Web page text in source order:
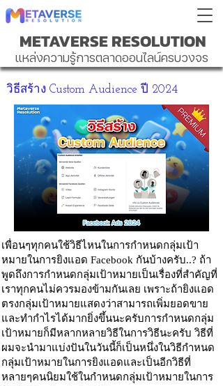
METAVERSE RESOLUTION
แหล่งความรู้การตลาดออนไลน์ครบวงจร
วิธีสร้าง Custom Audience ปี 2024
เพื่อนๆทุกคนใช้วิธีไหนในการกำหนดกลุ่มเป้า
หมายในการยิงแอด Facebook กันบ้างครับ..? ถ้า
พูดถึงการกำหนดกลุ่มเป้าหมายเป็นเรื่องที่สำคัญที่
เราทุกคนไม่ควรมองข้ามกันเลย เพราะถ้ายิงแอด
ตรงกลุ่มเป้าหมายแสดงว่าสามารถเพิ่มยอดขาย
และทำกำไรได้มากยิ่งขึ้นนะครับการกำหนดกลุ่ม
เป้าหมายก็มีหลากหลายวิธีในการวิธีนะครับ วิธีที่
ผมจะนำมาแบ่งปันในวันนี้ก็เป็นหนึ่งในวิธีกำหนด
กลุ่มเป้าหมายในการยิงแอดและเป็นอีกวิธีที่
หลายๆคนนิยมใช้ในกำหนดกลุ่มเป้าหมายในการ